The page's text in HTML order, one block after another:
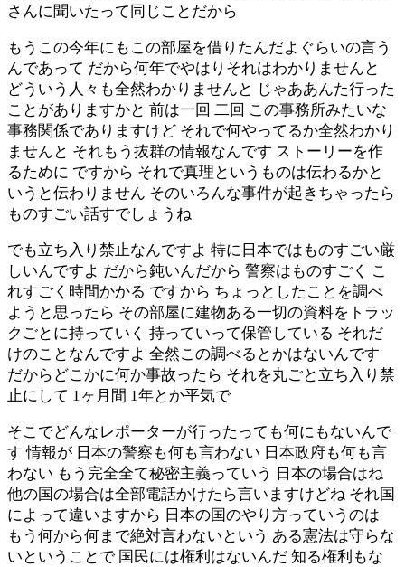
さんに聞いたって同じことだから
もうこの今年にもこの部屋を借りたんだよぐらいの言う
んであって だから何年でやはりそれはわかりませんと
どういう人々も全然わかりませんと じゃああんた行った
ことがありますかと 前は一回 二回 この事務所みたいな
事務関係でありますけど それで何やってるか全然わかり
ませんと それもう抜群の情報なんです ストーリーを作
るために ですから それで真理というものは伝わるかと
いうと伝わりません そのいろんな事件が起きちゃったら
ものすごい話すでしょうね
でも立ち入り禁止なんですよ 特に日本ではものすごい厳
しいんですよ だから鈍いんだから 警察はものすごく こ
れすごく時間かかる ですから ちょっとしたことを調べ
ようと思ったら その部屋に建物ある一切の資料をトラッ
クごとに持っていく 持っていって保管している それだ
けのことなんですよ 全然この調べるとかはないんです
だからどこかに何か事故ったら それを丸ごと立ち入り禁
止にして 1ヶ月間 1年とか平気で
そこでどんなレポーターが行ったっても何にもないんで
す 情報が 日本の警察も何も言わない 日本政府も何も言
わない もう完全全て秘密主義っていう 日本の場合はね
他の国の場合は全部電話かけたら言いますけどね それ国
によって違いますから 日本の国のやり方っていうのは
もう何から何まで絶対言わないという ある憲法は守らな
いということで 国民には権利はないんだ 知る権利もな